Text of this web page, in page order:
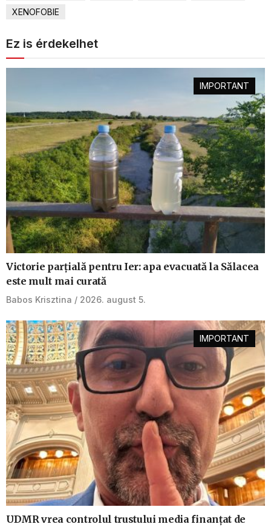
XENOFOBIE
Ez is érdekelhet
IMPORTANT
Victorie parțială pentru Ier: apa evacuată la Sălacea
este mult mai curată
Babos Krisztina 2026. august 5.
IMPORTANT
UDMR vrea controlul trustului media finanțat de